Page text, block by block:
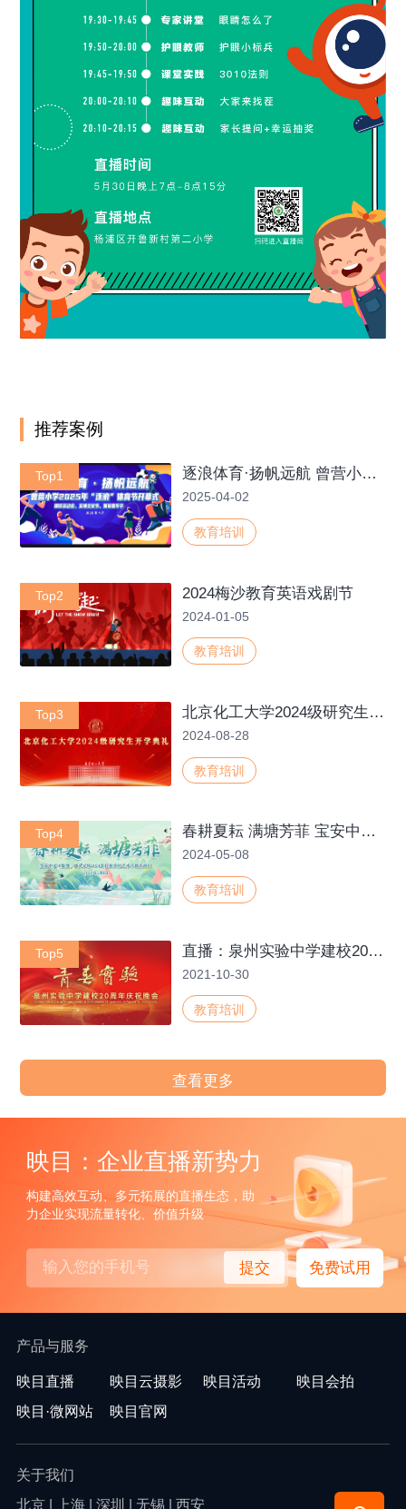
推荐案例
Top1 逐浪体育·扬帆远航 曾营小学2025年“逐浪”体育节开幕式/田径运动会、足球文化节、篮球嘉年华
2025-04-02
教育培训
Top2 2024梅沙教育英语戏剧节
2024-01-05
教育培训
Top3 北京化工大学2024级研究生开学典礼
2024-08-28
教育培训
Top4 春耕夏耘 满塘芳菲 宝安中学(集团)塘头学校2024年校园文化艺术节暨开放日
2024-05-08
教育培训
Top5 直播：泉州实验中学建校20周年庆祝晚会
2021-10-30
教育培训
查看更多
映目：企业直播新势力
构建高效互动、多元拓展的直播生态，助
力企业实现流量转化、价值升级
提交 免费试用
产品与服务
映目直播 映目云摄影 映目活动
映目会拍
映目·微网站
映目官网
关于我们
北京 | 上海 | 深圳 | 无锡 | 西安